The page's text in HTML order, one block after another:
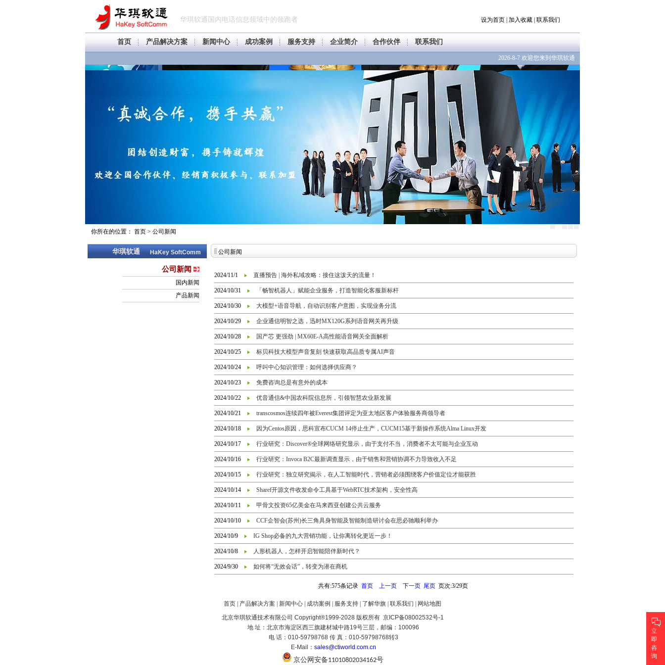
华琪软通国内电话信息领域中的领跑者 设为首页 加入收藏 联系我们
首页 产品解决方案 新闻中心 成功案例 服务支持 企业简介 合作伙伴 联系我们
2026-8-7 欢迎您来到华琪软通
你所在的位置： 首页 > 公司新闻
华琪软通 HaKey SoftComm
公司新闻
国内新闻
产品新闻
公司新闻
2024/11/1 直播预告 | 海外私域攻略：接住这泼天的流量！
2024/10/31 「畅智机器人」赋能企业服务，打造智能化客服新标杆
2024/10/30 大模型+语音导航，自动识别客户意图，实现业务分流
2024/10/29 企业通信明智之选，迅时MX120G系列语音网关再升级
2024/10/28 国产芯 更强劲 | MX60E-A高性能语音网关全面解析
2024/10/25 标贝科技大模型声音复刻 快速获取高品质专属AI声音
2024/10/24 呼叫中心知识管理：如何选择供应商？
2024/10/23 免费咨询总是有意外的成本
2024/10/22 优音通信&中国农科院信息所，引领智慧农业新发展
2024/10/21 transcosmos连续四年被Everest集团评定为亚太地区客户体验服务商领导者
2024/10/18 因为Centos原因，思科宣布CUCM 14停止生产，CUCM15基于新操作系统Alma Linux开发
2024/10/17 行业研究：Discover®全球网络研究显示，由于支付不当，消费者不太可能与企业互动
2024/10/16 行业研究：Invoca B2C最新调查显示，由于销售和营销协调不力导致收入不足
2024/10/15 行业研究：独立研究揭示，在人工智能时代，营销者必须围绕客户价值定位才能获胜
2024/10/14 Sharef开源文件收发命令工具基于WebRTC技术架构，安全性高
2024/10/11 甲骨文投资65亿美金在马来西亚创建公共云服务
2024/10/10 CCF企智会(苏州)长三角具身智能及智能制造研讨会在思必驰顺利举办
2024/10/9 IG Shop必备的九大营销功能，让你离转化更近一步！
2024/10/8 人形机器人，怎样开启智能陪伴新时代？
2024/9/30 如何将“无效会话”，转变为潜在商机
共有:575条记录 首页 上一页 下一页 尾页 页次:3/29页
首页 产品解决方案 新闻中心 成功案例 服务支持 了解华旗 联系我们
网站地图
北京华琪软通技术有限公司 Copyright®1999-2028 版权所有 京ICP备08002532号-1
地 址：北京市海淀区西三旗建材城中路19号三层，邮编：100096
电 话：010-59798768 传 真：010-59798768转3
E-Mail： sales@ctiworld.com.cn
京公网安备11010802034162号